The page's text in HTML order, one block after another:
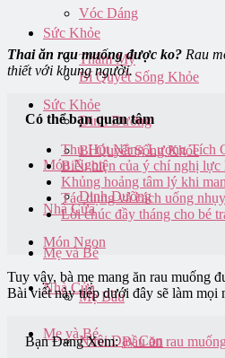
Sức Khỏe
Bí Quyết Sống Khỏe
Dinh Dưỡng
Món Ngon
Nhà Cửa
Mẹ và Bé
Mẹ Bầu
Nuôi Dạy Con
Vóc Dáng
Thẩm Mỹ
Sức Khỏe
Bí Quyết Sống Khỏe
Dinh Dưỡng
Món Ngon
Nhà Cửa
Mẹ và Bé
Thai ăn rau muống được ko? Rau
thiết với khung người.
Có thể bạn quan tâm
Thu Hút Năng Lượng Tích
Biểu hiện của ý chí nghị lực
Khủng hoảng tâm lý khi
Tác dụng và cách uống
Lời chúc đầy tháng cho bé
Tuy vậy, bà mẹ mang ăn rau muống
Bài viết này tiếp dưới đây sẽ làm mọi
Bạn Đang Xem:Bầu ăn rau